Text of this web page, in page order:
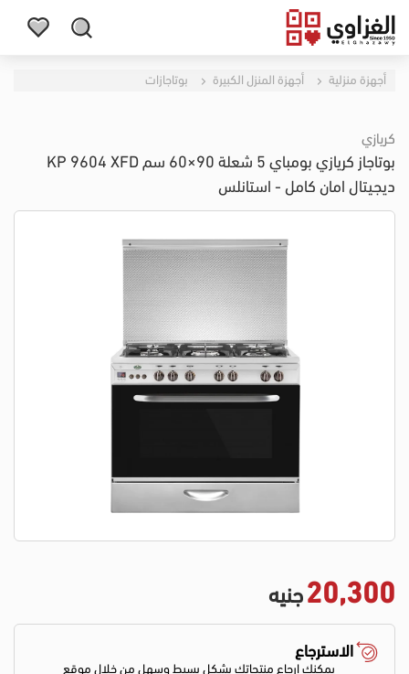
أجهزة منزلية أجهزة المنزل الكبيرة بوتاجازات
كريازي
بوتاجاز كريازي بومباي 5 شعلة 90×60 سم KP 9604 XFD
ديجيتال امان كامل - استانلس
20,300جنيه
الاسترجاع
يمكنك إرجاع منتجاتك بشكل بسيط وسهل من خلال موقع